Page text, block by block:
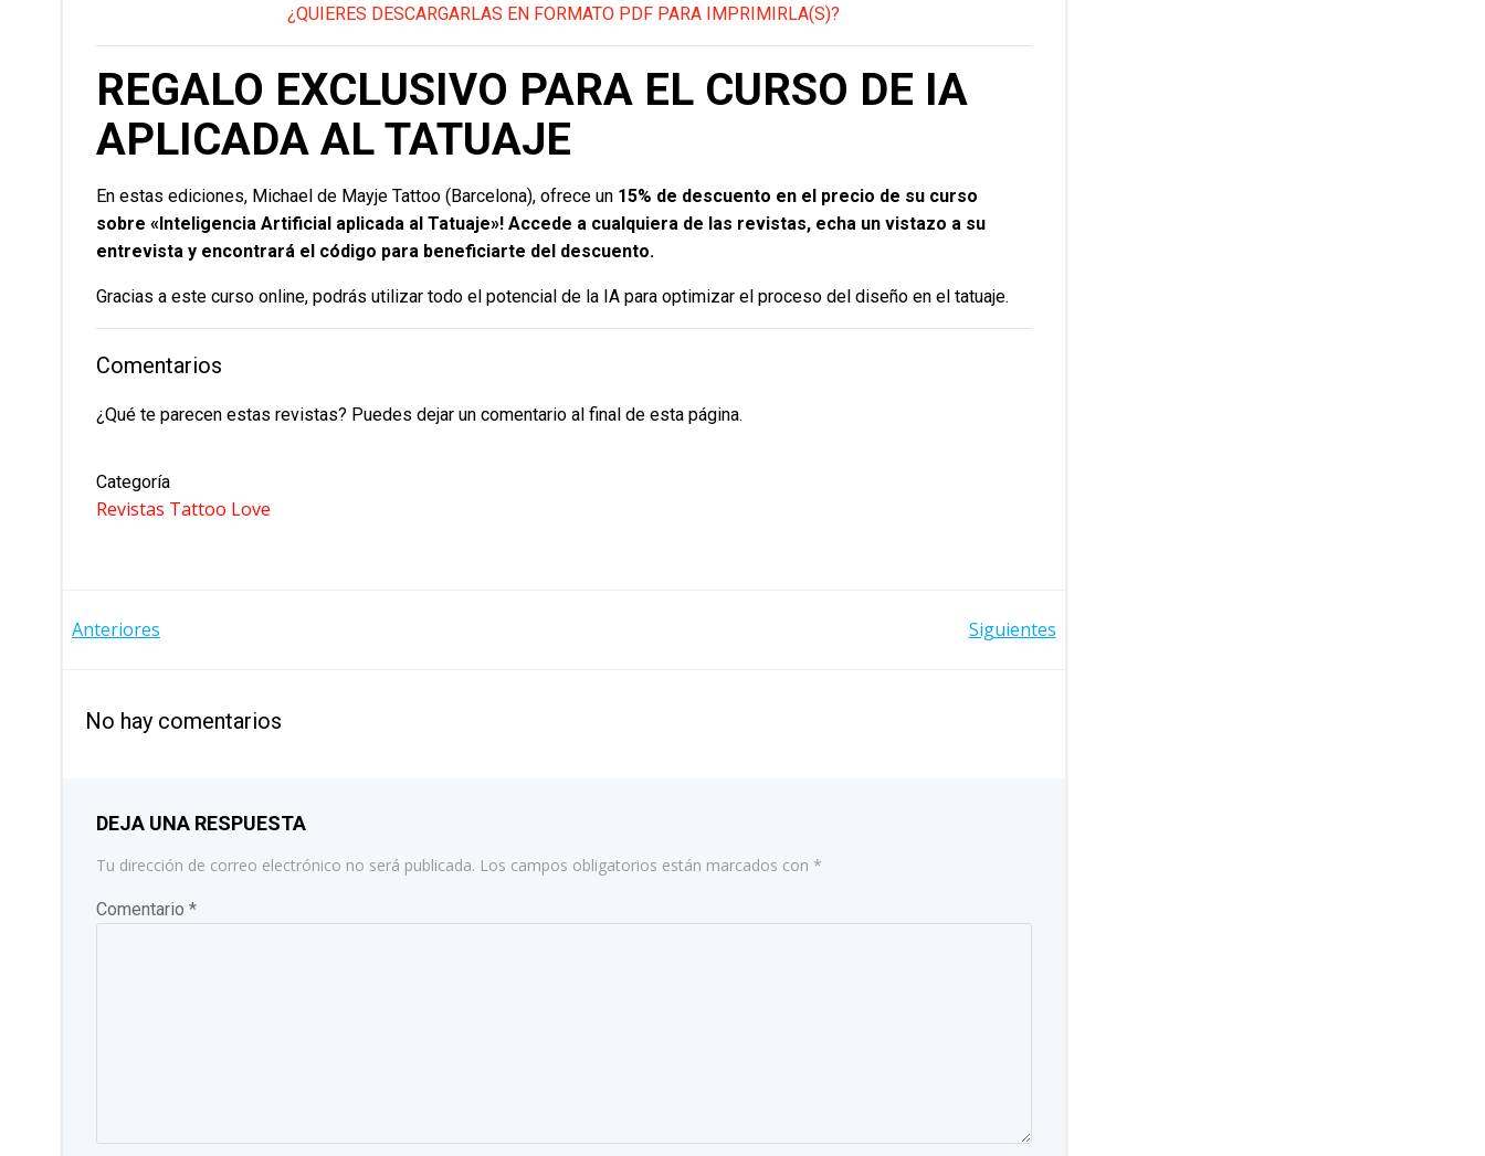
¿QUIERES DESCARGARLAS EN FORMATO PDF PARA IMPRIMIRLA(S)?
REGALO EXCLUSIVO PARA EL CURSO DE IA
APLICADA AL TATUAJE
En estas ediciones, Michael de Mayje Tattoo (Barcelona), ofrece un 15% de descuento en el precio de su curso
sobre «Inteligencia Artificial aplicada al Tatuaje»! Accede a cualquiera de las revistas, echa un vistazo a su
entrevista y encontrará el código para beneficiarte del descuento.
Gracias a este curso online, podrás utilizar todo el potencial de la IA para optimizar el proceso del diseño en el tatuaje.
Comentarios
¿Qué te parecen estas revistas? Puedes dejar un comentario al final de esta página.
Categoría
Revistas Tattoo Love
NAVEGACIÓN
LAS
Anteriores Siguientes
No hay comentarios
DEJA UNA RESPUESTA
Tu dirección de correo electrónico no será publicada. Los campos obligatorios están marcados con *
Comentario *